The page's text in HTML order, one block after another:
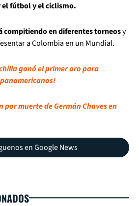
fútbol y el ciclismo.
compitiendo en diferentes torneosy
a Colombia en un Mundial.
ganó el primer oro para
por muerte de Germán Chaves en
en Google News